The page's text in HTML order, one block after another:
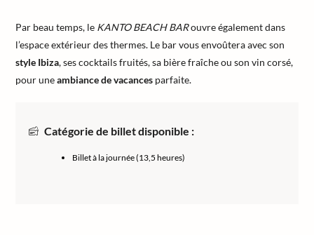
Par beau temps, le KANTO BEACH BARouvre également dans
l’espace extérieur des thermes. Le bar vous envoûtera avec son
style Ibiza, ses cocktails fruités, sa bière fraîche ou son vin corsé,
pour uneambiance de vacances parfaite.
Catégorie de billet disponible :
Billet à la journée (13,5 heures)